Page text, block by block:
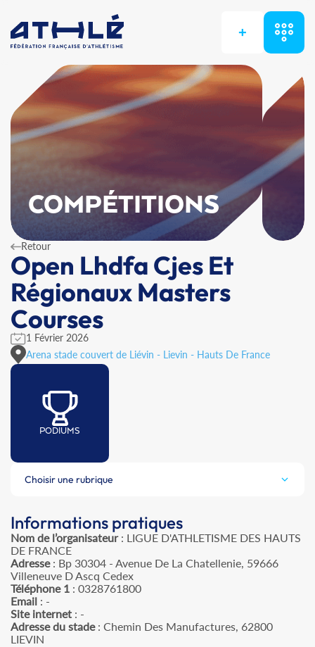
+
COMPÉTITIONS
Retour
Open Lhdfa Cjes Et
Régionaux Masters
Courses
1 Février 2026
Arena stade couvert de Liévin - Lievin - Hauts De France
PODIUMS
Choisir une rubrique
Informations pratiques
Nom de l’organisateur: LIGUE D'ATHLETISME DES HAUTS
DE FRANCE
Adresse: Bp 30304 - Avenue De La Chatellenie, 59666
Villeneuve D Ascq Cedex
Téléphone 1 : 0328761800
Email : -
Site internet : -
Adresse du stade: Chemin Des Manufactures, 62800
LIEVIN